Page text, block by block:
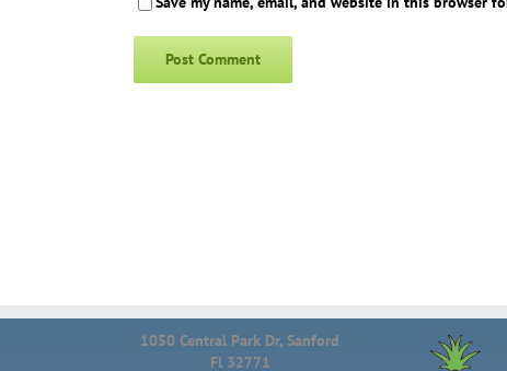
1050 Central Park Dr, Sanford
Fl 32771